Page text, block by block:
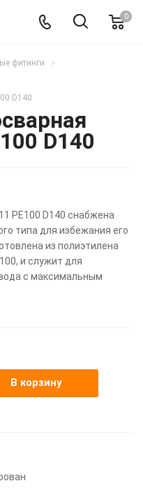
0
фитинги
D140
D140
PE100 D140 снабжена
типа для избежания его
из полиэтилена
и служит для
с максимальным
В корзину